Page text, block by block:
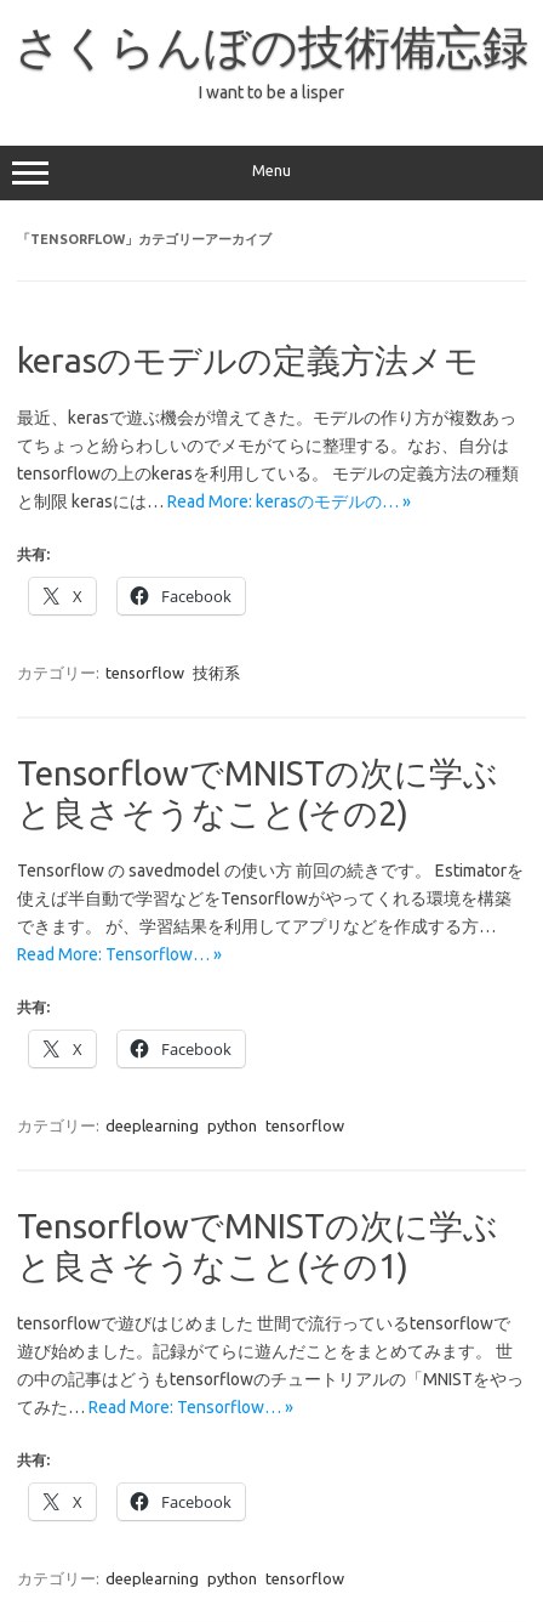
ッ
プ
さくらんぼの技術備忘録
I want to be a lisper
Menu
「TENSORFLOW 」カテゴリーアーカイブ
kerasのモデルの定義方法メモ
最近、kerasで遊ぶ機会が増えてきた。モデルの作り方が複数あっ
てちょっと紛らわしいのでメモがてらに整理する。なお、自分は
tensorflowの上のkerasを利用している。 モデルの定義方法の種類
と制限 kerasには… Read More: kerasのモデルの… »
共有:
X Facebook
カテゴリー: tensorflow 技術系
TensorflowでMNISTの次に学ぶ
と良さそうなこと(その2)
Tensorflow の savedmodel の使い方 前回の続きです。 Estimatorを
使えば半自動で学習などをTensorflowがやってくれる環境を構築
できます。 が、学習結果を利用してアプリなどを作成する方…
Read More: Tensorflow… »
共有:
X Facebook
カテゴリー: deeplearning python tensorflow
TensorflowでMNISTの次に学ぶ
と良さそうなこと(その1)
tensorflowで遊びはじめました 世間で流行っているtensorflowで
遊び始めました。記録がてらに遊んだことをまとめてみます。 世
の中の記事はどうもtensorflowのチュートリアルの「MNISTをやっ
てみた… Read More: Tensorflow… »
共有:
X Facebook
カテゴリー: deeplearning python tensorflow